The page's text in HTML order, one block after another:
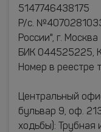
5147746438175
Р/с.
России", г. Москва
БИК 044525225,
Номер в реестре
Центральный
бульвар 9, оф.
ходьбы): Трубная